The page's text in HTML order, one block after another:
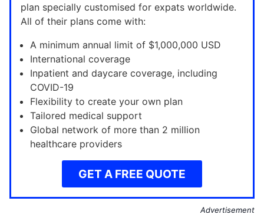
plan specially customised for expats worldwide.
All of their plans come with:
A minimum annual limit of $1,000,000 USD
International coverage
Inpatient and daycare coverage, including
COVID-19
Flexibility to create your own plan
Tailored medical support
Global network of more than 2 million
healthcare providers
GET A FREE QUOTE
Advertisement